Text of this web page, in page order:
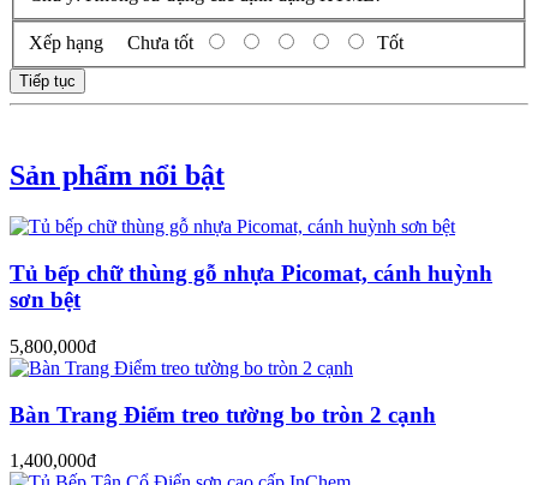
Xếp hạng Chưa tốt Tốt
Tiếp tục
Sản phẩm nổi bật
Tủ bếp chữ thùng gỗ nhựa Picomat, cánh huỳnh
sơn bệt
5,800,000đ
Bàn Trang Điểm treo tường bo tròn 2 cạnh
1,400,000đ